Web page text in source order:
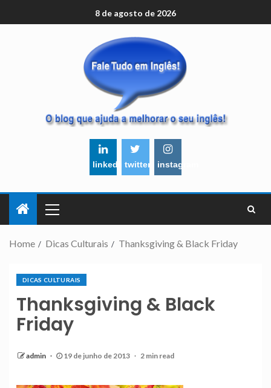
8 de agosto de 2026
linkedintwitter instagram
Home Dicas Culturais Thanksgiving & Black Friday
DICAS CULTURAIS
Thanksgiving & Black
Friday
admin 19 de junho de 2013 2 min read